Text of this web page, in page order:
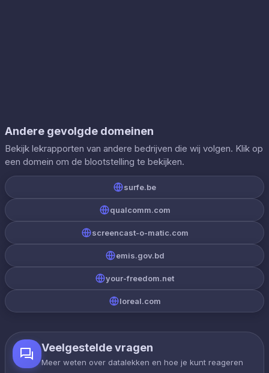
Andere gevolgde domeinen
Bekijk lekrapporten van andere bedrijven die wij volgen. Klik op
een domein om de blootstelling te bekijken.
surfe.be
qualcomm.com
screencast-o-matic.com
emis.gov.bd
your-freedom.net
loreal.com
Veelgestelde vragen
Meer weten over datalekken en hoe je kunt reageren